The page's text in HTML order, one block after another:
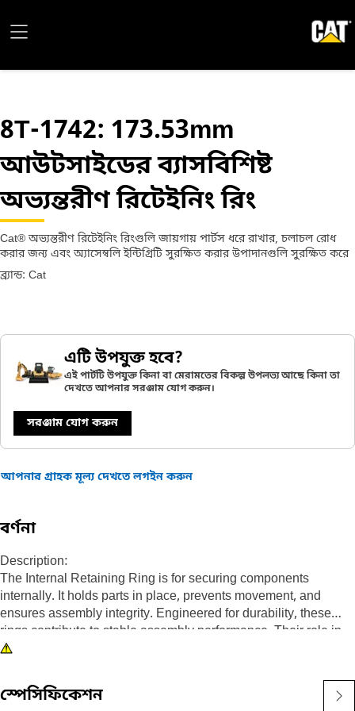
8T-1742: 173.53mm
আউটসাইডের ব্যাসবিশিষ্ট
অভ্যন্তরীণ রিটেইনিং রিং
Cat® অভ্যন্তরীণ রিটেইনিং রিংগুলি জায়গায় পার্টস ধরে রাখার, চলাচল রোধ
করার জন্য এবং অ্যাসেম্বলি ইন্টিগ্রিটি সুরক্ষিত করার উপাদানগুলি সুরক্ষিত করে
ব্র্যান্ড: Cat
এটি উপযুক্ত হবে?
এই পার্টটি উপযুক্ত কিনা বা মেরামতের বিকল্প উপলভ্য আছে কিনা তা
দেখতে আপনার সরঞ্জাম যোগ করুন।
সরঞ্জাম যোগ করুন
আপনার গ্রাহক মূল্য দেখতে লগইন করুন
বর্ণনা
Description:
The Internal Retaining Ring is for securing components
internally. It holds parts in place, prevents movement, and
ensures assembly integrity. Engineered for durability, these
rings contribute to stable assembly performance. Their role in
keeping components securely positioned is to prevent
Attributes:
স্পেসিফিকেশন